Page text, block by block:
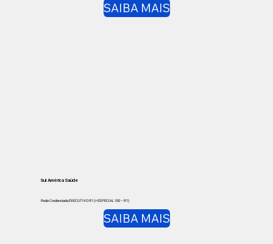
SAIBA MAIS
Sul América Saúde
Rede Credenciada EXECUTIVO R1 (+ ESPECIAL 100 – R1)
SAIBA MAIS